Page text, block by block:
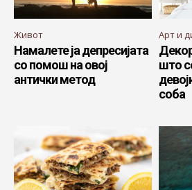
Живот
Намалете ја депресијата
со помош на овој
антички метод
Арт и
што
соба